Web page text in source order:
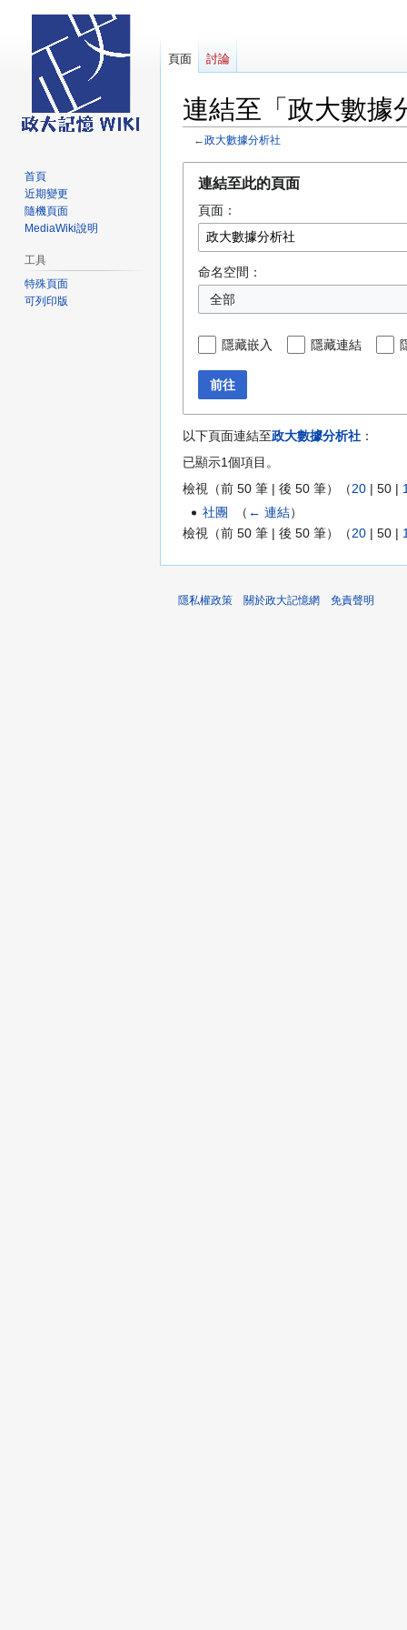
連結至「政大數據
←政大數據分析社
連結至此的頁面
頁面：
命名空間：
全部
隱藏嵌入 隱藏連結
前往
以下頁面連結至政大數據分析社 ：
已顯示1個項目。
檢視（前 50 筆 | 後 50 筆）（20 | 50 |
社團
（ ← 連結）
檢視（前 50 筆 | 後 50 筆）（20 | 50 |
頁面 討論
首頁
近期變更
隨機頁面
MediaWiki說明
工具
特殊頁面
可列印版
隱私權政策 關於政大記憶網 免責聲明